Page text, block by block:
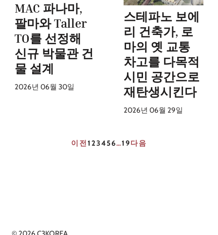
MAC 파나마,
팔마와 Taller
TO를 선정해
신규 박물관 건
물 설계
2026년 06월 30일
스테파노 보에
리 건축가, 로
마의 옛 교통
차고를 다목적
시민 공간으로
재탄생시킨다
2026년 06월 29일
이전1 23456…19다음